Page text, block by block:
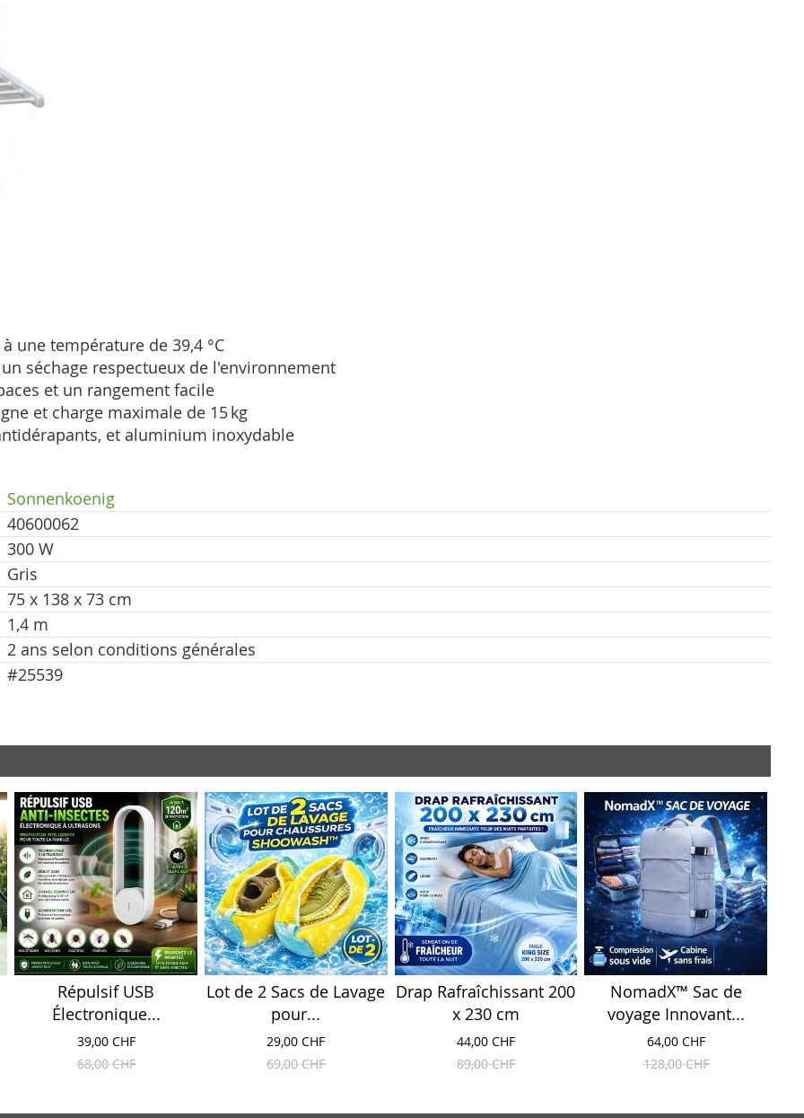
une température de 39,4 °C
séchage respectueux de l'environnement
et un rangement facile
et charge maximale de 15 kg
et aluminium inoxydable
Sonnenkoenig
40600062
300 W
Gris
75 x 138 x 73 cm
1,4 m
2 ans selon conditions générales
#25539
Répulsif USB
Électronique...
39,00 CHF
68,00 CHF
Lot de 2 Sacs de Lavage
pour...
29,00 CHF
69,00 CHF
Drap Rafraîchissant 200
x 230 cm
44,00 CHF
89,00 CHF
NomadX™ Sac de
voyage Innovant...
64,00 CHF
128,00 CHF